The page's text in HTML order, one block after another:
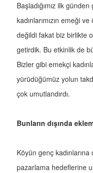
Başladığımız ilk
kadınlarımızın emeği
değildi fakat biz birlikte
getirdik. Bu etkinlik de
Bizler gibi emekçi
yürüdüğümüz yolun
çok umutlandırdı.
Bunların dışında
Köyün genç
pazarlama hedeflerine